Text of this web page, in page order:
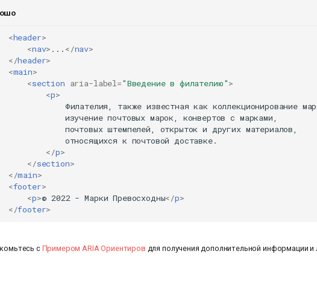
<header>
<nav> ... </nav>
</header>
<main>
<section aria-label="Введение в филателию">
<p>
Филателия, также известная как коллекционирование
            изучение почтовых марок, конвертов с марками,
            почтовых штемпелей, открыток и других материалов,
            относящихся к почтовой доставке.
</p>
</section>
</main>
<footer>
<p>© 2022 - Марки Превосходны</p>
</footer>
с Примером ARIA Ориентиров для получения дополнительной информации и